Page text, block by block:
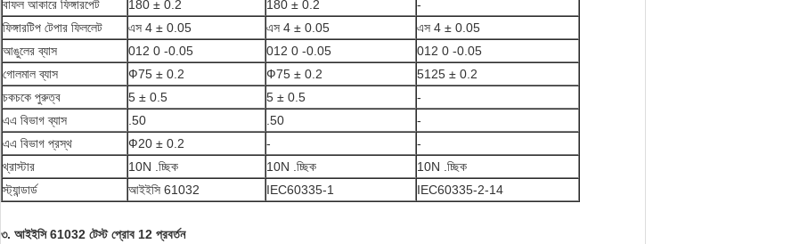
বাফল আকারে ফিঙ্গারপেট
180 ± 0.2 180 ± 0.2
-
ফিঙ্গারটিপ টেপার ফিললেট
এস 4 ± 0.05 এস 4 ± 0.05
এস 4 ± 0.05
আঙুলের ব্যাস
012 0 -0.05 012 0 -0.05
012 0 -0.05
গোলমাল ব্যাস
Ф75 ± 0.2 Ф75 ± 0.2
5125 ± 0.2
চকচকে পুরুত্ব
5 ± 0.5 5 ± 0.5
-
এএ বিভাগ ব্যাস
.50 .50
-
এএ বিভাগ প্রস্থ
Ф20 ± 0.2 -
-
থ্রাস্টার
10N .চ্ছিক 10N .চ্ছিক
10N .চ্ছিক
স্ট্যান্ডার্ড
আইইসি 61032 IEC60335-1 IEC60335-2-14
৩. আইইসি 61032 টেস্ট প্রোব 12 প্রবর্তন